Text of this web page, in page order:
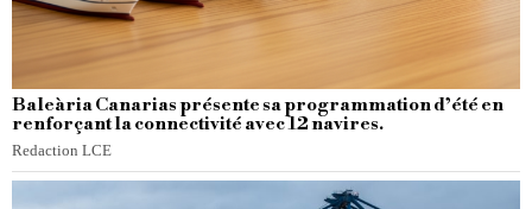
Baleària Canarias présente sa programmation d’été en
renforçant la connectivité avec 12 navires.
Redaction LCE